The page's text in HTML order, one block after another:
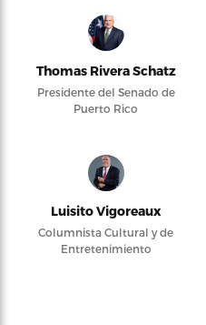
Thomas Rivera Schatz
Presidente del Senado de
Puerto Rico
Luisito Vigoreaux
Columnista Cultural y de
Entretenimiento